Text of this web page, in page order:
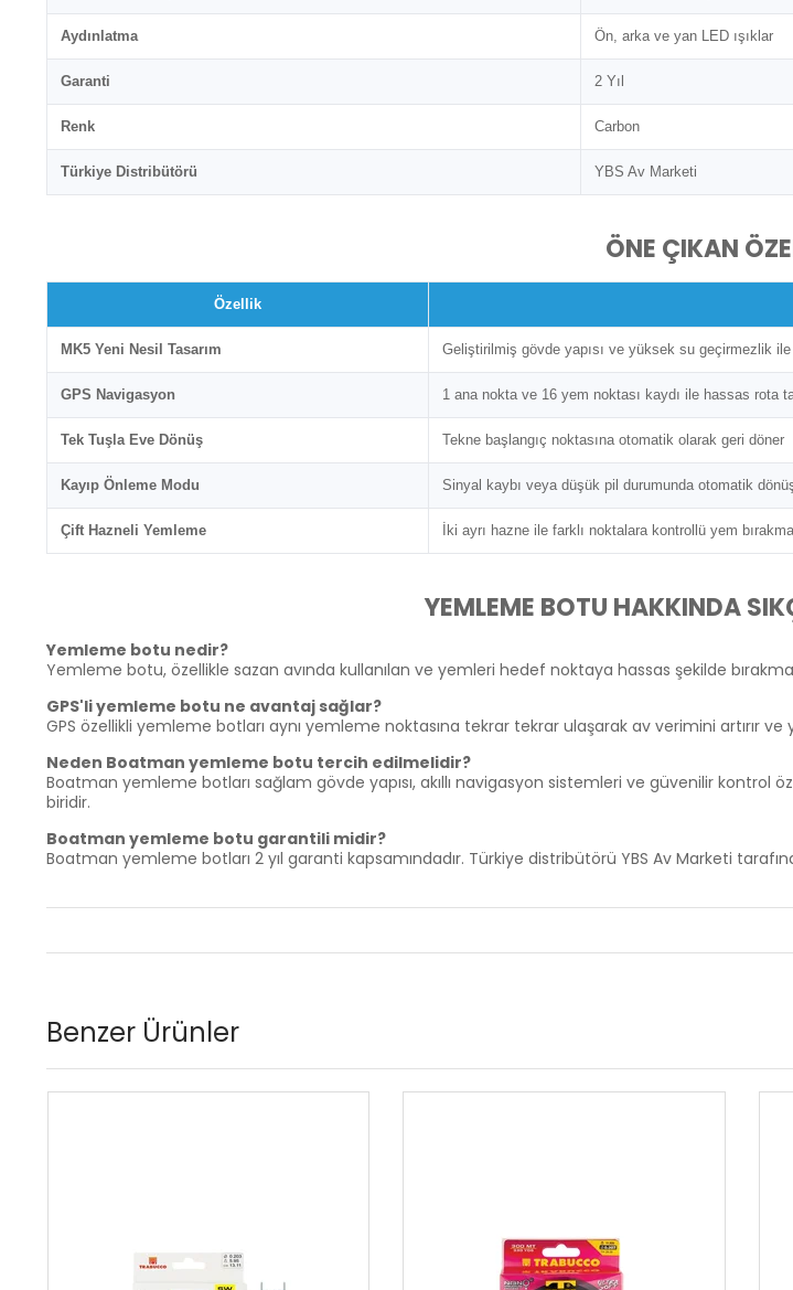
Aydınlatma Ön, arka ve yan LED ışıklar
Garanti 2 Yıl
Renk Carbon
Türkiye Distribütörü YBS Av Marketi
ÖNE ÇIKAN
Özellik
MK5 Yeni Nesil Tasarım Geliştirilmiş gövde yapısı ve yüksek su geçirmezlik ile
GPS Navigasyon 1 ana nokta ve 16 yem noktası kaydı ile hassas rota
Tek Tuşla Eve Dönüş Tekne başlangıç noktasına otomatik olarak geri döner
Kayıp Önleme Modu Sinyal kaybı veya düşük pil durumunda otomatik
Çift Hazneli Yemleme İki ayrı hazne ile farklı noktalara kontrollü yem bırakma
YEMLEME BOTU HAKKINDA
Yemleme botu nedir?
Yemleme botu, özellikle sazan avında kullanılan ve yemleri hedef noktaya hassas şekilde
GPS'li yemleme botu ne avantaj sağlar?
GPS özellikli yemleme botları aynı yemleme noktasına tekrar tekrar ulaşarak av verimini artırır
Neden Boatman yemleme botu tercih edilmelidir?
Boatman yemleme botları sağlam gövde yapısı, akıllı navigasyon sistemleri ve güvenilir
biridir.
Boatman yemleme botu garantili midir?
Boatman yemleme botları 2 yıl garanti kapsamındadır. Türkiye distribütörü YBS Av Marketi
Benzer Ürünler